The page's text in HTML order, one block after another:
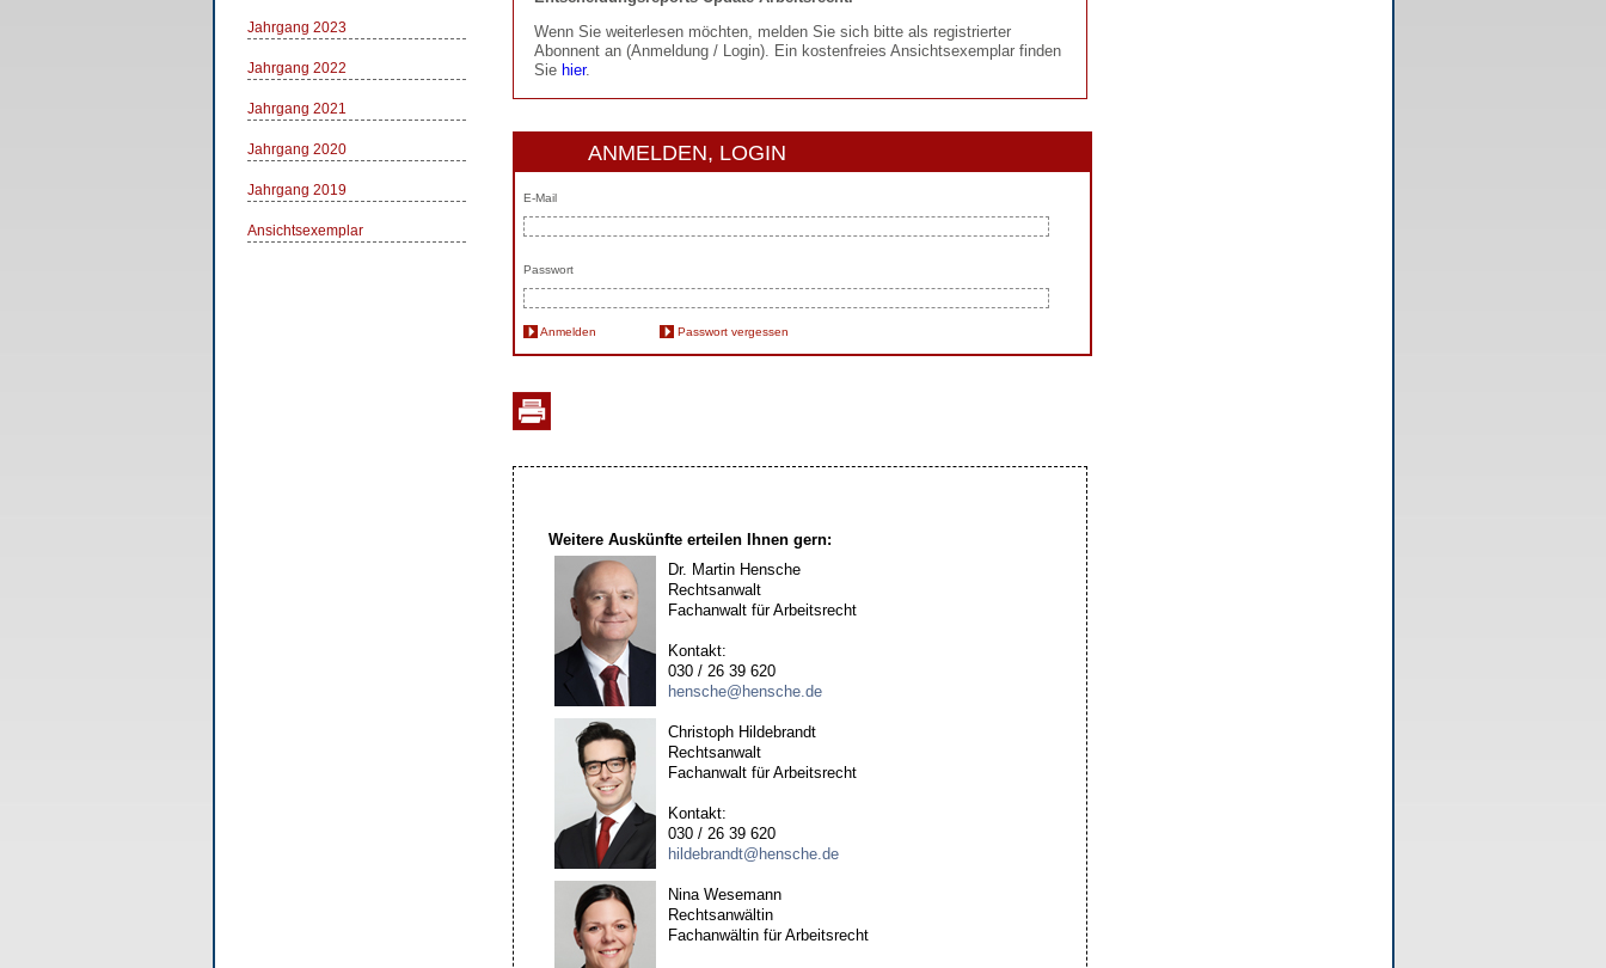
Jahrgang 2023
Jahrgang 2022
Jahrgang 2021
Jahrgang 2020
Jahrgang 2019
Ansichtsexemplar
Wenn Sie weiterlesen möchten, melden Sie sich bitte als registrierter
Abonnent an (Anmeldung / Login). Ein kostenfreies Ansichtsexemplar finden
Sie hier.
ANMELDEN, LOGIN
E-Mail
Passwort
Anmelden Passwort vergessen
Weitere Auskünfte erteilen Ihnen gern:
Dr. Martin Hensche
Rechtsanwalt
Fachanwalt für Arbeitsrecht
Kontakt:
030 / 26 39 620
hensche@hensche.de
Christoph Hildebrandt
Rechtsanwalt
Fachanwalt für Arbeitsrecht
Kontakt:
030 / 26 39 620
hildebrandt@hensche.de
Nina Wesemann
Rechtsanwältin
Fachanwältin für Arbeitsrecht